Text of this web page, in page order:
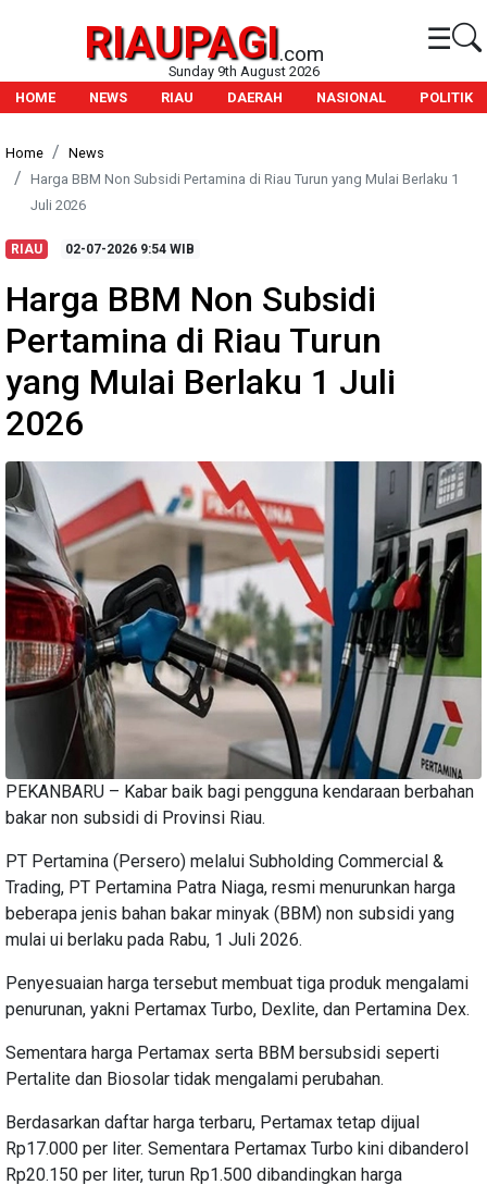
RIAUPAGI.com ☰
Sunday 9th August 2026
HOME
NEWS RIAU DAERAH NASIONAL POLITIK
Home
News
Harga BBM Non Subsidi Pertamina di Riau Turun yang Mulai Berlaku 1
Juli 2026
RIAU 02-07-2026 9:54 WIB
Harga BBM Non Subsidi
Pertamina di Riau Turun
yang Mulai Berlaku 1 Juli
2026
PEKANBARU – Kabar baik bagi pengguna kendaraan berbahan
bakar non subsidi di Provinsi Riau.
PT Pertamina (Persero) melalui Subholding Commercial &
Trading, PT Pertamina Patra Niaga, resmi menurunkan harga
beberapa jenis bahan bakar minyak (BBM) non subsidi yang
mulai ui berlaku pada Rabu, 1 Juli 2026.
Penyesuaian harga tersebut membuat tiga produk mengalami
penurunan, yakni Pertamax Turbo, Dexlite, dan Pertamina Dex.
Sementara harga Pertamax serta BBM bersubsidi seperti
Pertalite dan Biosolar tidak mengalami perubahan.
Berdasarkan daftar harga terbaru, Pertamax tetap dijual
Rp17.000 per liter. Sementara Pertamax Turbo kini dibanderol
Rp20.150 per liter, turun Rp1.500 dibandingkan harga